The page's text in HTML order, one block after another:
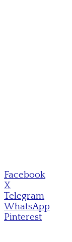
Facebook
X
Telegram
WhatsApp
Pinterest